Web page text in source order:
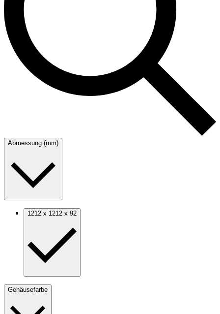
Abmessung (mm)
1212 x 1212 x 92
Gehäusefarbe